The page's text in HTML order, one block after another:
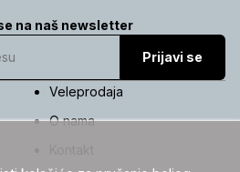
na naš newsletter
Prijavi se
Veleprodaja
O nama